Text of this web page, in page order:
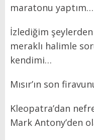
maratonu yaptım…
İzlediğim
meraklı halimle
kendimi…
Mısır’ın son
Kleopatra’dan
Mark Antony’den